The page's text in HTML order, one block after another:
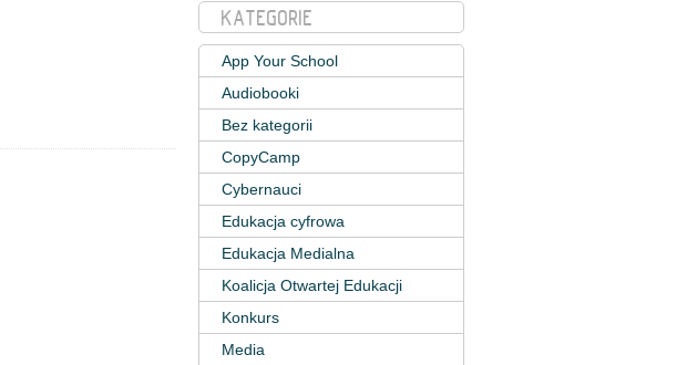
KATEGORIE
App Your School
Audiobooki
Bez kategorii
CopyCamp
Cybernauci
Edukacja cyfrowa
Edukacja Medialna
Koalicja Otwartej Edukacji
Konkurs
Media